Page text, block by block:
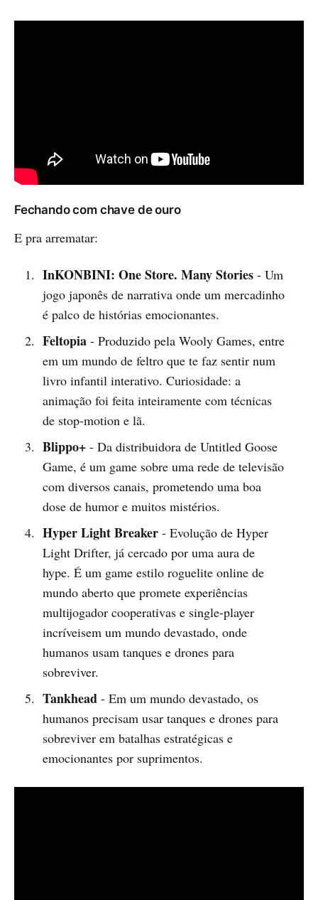
Fechando com chave de ouro
E pra arrematar:
InKONBINI: One Store. Many Stories- Um
jogo japonês de narrativa onde um mercadinho
é palco de histórias emocionantes.
Feltopia- Produzido pela Wooly Games, entre
em um mundo de feltro que te faz sentir num
livro infantil interativo. Curiosidade: a
animação foi feita inteiramente com técnicas
de stop-motion e lã.
Blippo+- Da distribuidora de Untitled Goose
Game, é um game sobre uma rede de televisão
com diversos canais, prometendo uma boa
dose de humor e muitos mistérios.
Hyper Light Breaker- Evolução de Hyper
Light Drifter, já cercado por uma aura de
hype. É um game estilo roguelite online de
mundo aberto que promete experiências
multijogador cooperativas e single-player
incríveisem um mundo devastado, onde
humanos usam tanques e drones para
sobreviver.
Tankhead- Em um mundo devastado, os
humanos precisam usar tanques e drones para
sobreviver em batalhas estratégicas e
emocionantes por suprimentos.